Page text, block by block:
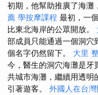
初期，他幫助推廣了海灘
薦 學按摩課程 最初，一
比東北海岸的公眾開放。
部成員只能通過一個洞穴
個名字仍然留下。 大里
今，醫生的洞穴海灘是牙
共城市海灘，繼續用透明
引著遊客。 外國人在台灣